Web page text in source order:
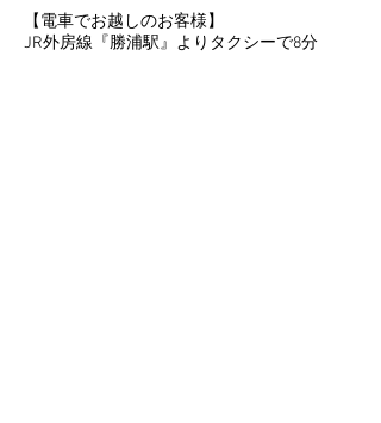
【電車でお越しのお客様】
JR外房線『勝浦駅』よりタクシーで8分